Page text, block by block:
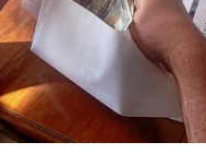
#F1 #Ross Brawn
#Vietnam Grand Prix